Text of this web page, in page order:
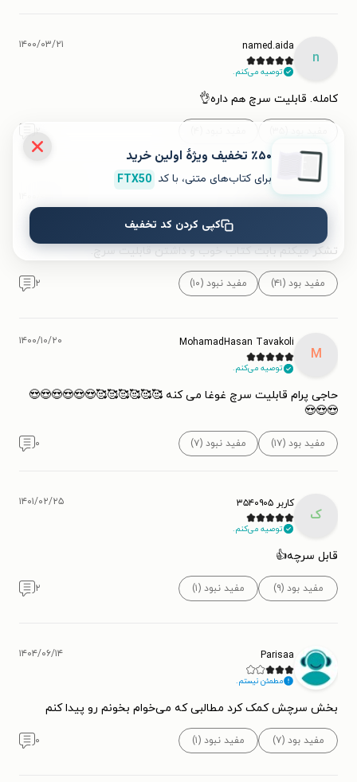
n
named.aida
توصیه می‌کنم.
۱۴۰۰/۰۳/۲۱
کامله. قابلیت سرچ هم داره👌
۲
ا
افسانه
تشکر میکنم بابت کتاب خوب و داشتن قابلیت سرچ.
مفید بود (۴۱) مفید نبود (۱۰) ۲
M
MohamadHasan Tavakoli
توصیه می‌کنم.
۱۴۰۰/۱۰/۲۰
حاجی پرام قابلیت سرچ غوغا می کنه 🥰🥰🥰🥰🥰🥰😍😍😍😍😍😍
😍😍😍
مفید بود (۱۷) مفید نبود (۷) ۰
ک
کاربر ۳۵۴۰۹۰۵
توصیه می‌کنم.
۱۴۰۱/۰۲/۲۵
قابل سرچه👍
مفید بود (۹) مفید نبود (۱) ۲
Parisaa
مطمئن نیستم.
۱۴۰۴/۰۶/۱۴
بخش سرچش کمک کرد مطالبی که می‌خوام بخونم رو پیدا کنم
مفید بود (۷) مفید نبود (۱) ۰
٪۵۰ تخفیف ویژۀ اولین خرید
برای کتاب‌های متنی، با کد FTX50
کپی کردن کد تخفیف